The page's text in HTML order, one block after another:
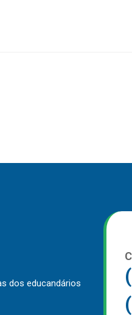
dos educandários